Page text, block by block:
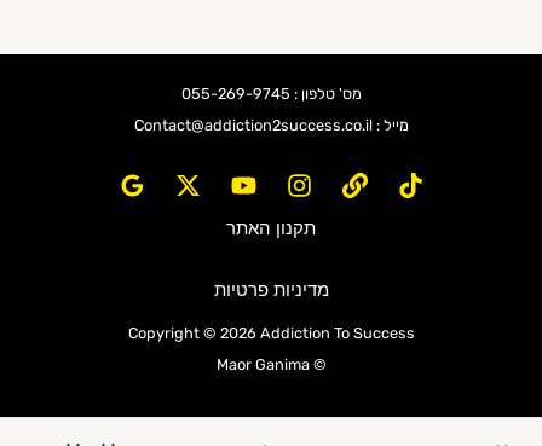
מס' טלפון : 055-269-9745
מייל : Contact@addiction2success.co.il
תקנון האתר
מדיניות פרטיות
Copyright © 2026 Addiction To Success
© Maor Ganima